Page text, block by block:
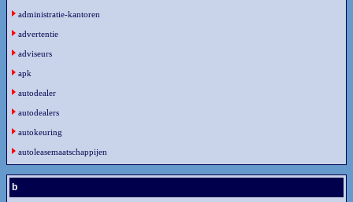
administratie-kantoren
advertentie
adviseurs
apk
autodealer
autodealers
autokeuring
autoleasemaatschappijen
b